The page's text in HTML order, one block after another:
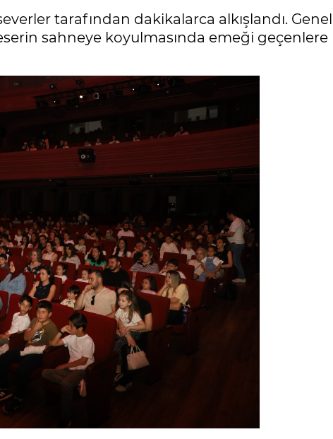
tarafından dakikalarca alkışlandı. Genel
sahneye koyulmasında emeği geçenlere